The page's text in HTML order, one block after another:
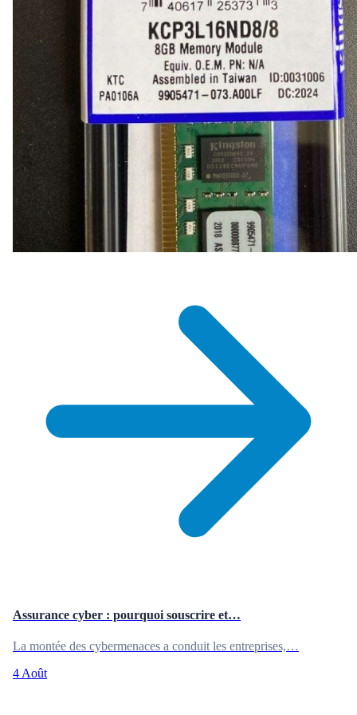
Assurance cyber : pourquoi souscrire et…
La montée des cybermenaces a conduit les entreprises,…
4 Août